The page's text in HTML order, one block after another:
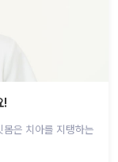
!
은 치아를 지탱하는